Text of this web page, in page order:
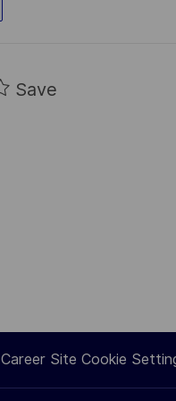
Save
Career Site Cookie